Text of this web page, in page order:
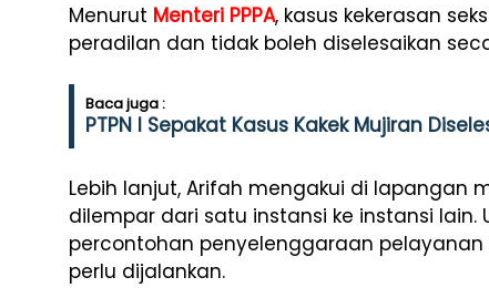
Menurut Menteri PPPA, kasus kekerasan
peradilan dan tidak boleh diselesaikan
Baca juga :
PTPN I Sepakat Kasus Kakek Mujiran
Lebih lanjut, Arifah mengakui di lapangan
dilempar dari satu instansi ke instansi lain.
percontohan penyelenggaraan
perlu dijalankan.